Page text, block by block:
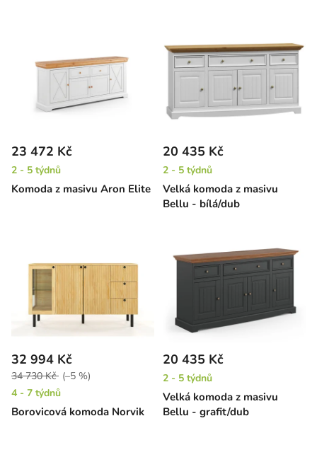
Komoda z masivu Aron Elite
23 472 Kč
2 - 5 týdnů
Velká komoda z masivu
Bellu - bílá/dub
20 435 Kč
2 - 5 týdnů
Borovicová komoda Norvik
32 994 Kč
34 730 Kč (–5 %)
4 - 7 týdnů
Velká komoda z masivu
Bellu - grafit/dub
20 435 Kč
2 - 5 týdnů